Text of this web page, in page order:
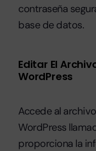
contraseña
base de datos.
Editar El
WordPress
Accede al
WordPress
proporciona la